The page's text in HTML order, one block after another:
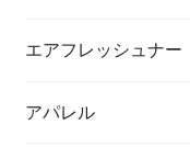
エアフレッシュナー
アパレル